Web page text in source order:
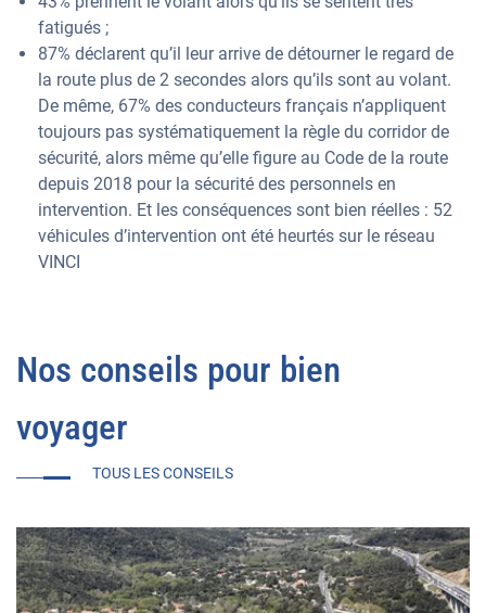
fatigués ;
87% déclarent qu’il leur arrive de détourner le regard de
la route plus de 2 secondes alors qu’ils sont au volant.
De même, 67% des conducteurs français n’appliquent
toujours pas systématiquement la règle du corridor de
sécurité, alors même qu’elle figure au Code de la route
depuis 2018 pour la sécurité des personnels en
intervention. Et les conséquences sont bien réelles : 52
véhicules d’intervention ont été heurtés sur le réseau
VINCI
Nos conseils pour bien
voyager
TOUS LES CONSEILS